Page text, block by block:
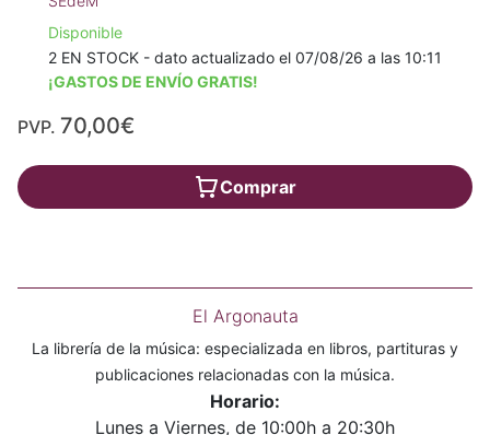
Disponible
2 EN STOCK - dato actualizado el 07/08/26 a las 10:11
¡GASTOS DE ENVÍO GRATIS!
PVP. 70,00€
Comprar
El Argonauta
La librería de la música: especializada en libros, partituras y
publicaciones relacionadas con la música.
Horario:
Lunes a Viernes, de 10:00h a 20:30h